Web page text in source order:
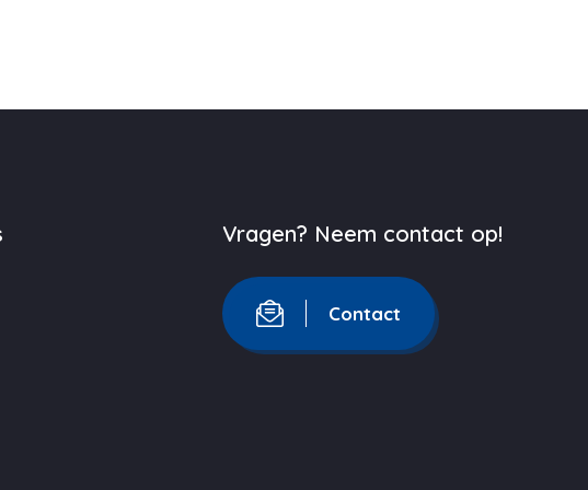
Vragen? Neem contact op!
Contact